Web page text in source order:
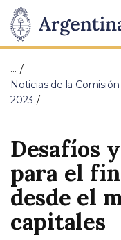
Presidencia
de
la
Pasar al contenido
…
Noticias de la
2023
Desafíos
para el
desde el
capitales